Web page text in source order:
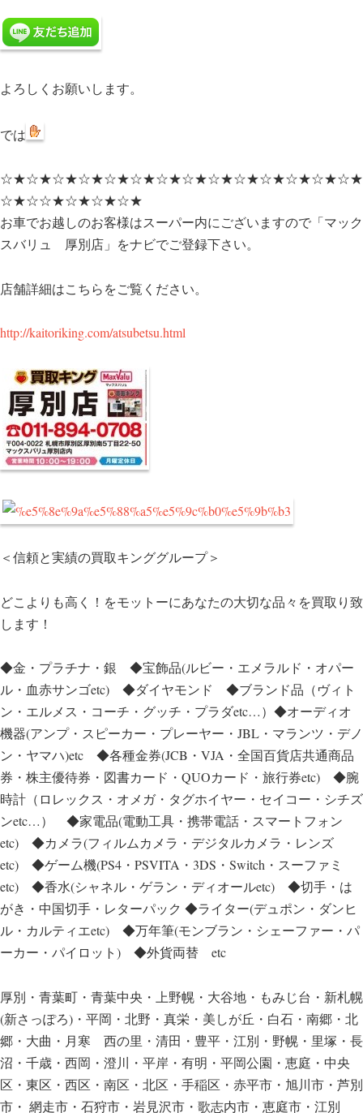
よろしくお願いします。
では
☆★☆★☆★☆★☆★☆★☆★☆★☆★☆★☆★☆★☆★☆★
☆★☆☆★☆★☆★☆★
お車でお越しのお客様はスーパー内にございますので「マック
スバリュ 厚別店」をナビでご登録下さい。
店舗詳細はこちらをご覧ください。
http://kaitoriking.com/atsubetsu.html
＜信頼と実績の買取キンググループ＞
どこよりも高く！をモットーにあなたの大切な品々を買取り致
します！
◆金・プラチナ・銀 ◆宝飾品(ルビー・エメラルド・オパー
ル・血赤サンゴetc) ◆ダイヤモンド ◆ブランド品（ヴィト
ン・エルメス・コーチ・グッチ・プラダetc…）◆オーディオ
機器(アンプ・スピーカー・プレーヤー・JBL・マランツ・デノ
ン・ヤマハ)etc ◆各種金券(JCB・VJA・全国百貨店共通商品
券・株主優待券・図書カード・QUOカード・旅行券etc) ◆腕
時計（ロレックス・オメガ・タグホイヤー・セイコー・シチズ
ンetc…） ◆家電品(電動工具・携帯電話・スマートフォン
etc) ◆カメラ(フィルムカメラ・デジタルカメラ・レンズ
etc) ◆ゲーム機(PS4・PSVITA・3DS・Switch・スーファミ
etc) ◆香水(シャネル・ゲラン・ディオールetc) ◆切手・は
がき・中国切手・レターパック ◆ライター(デュポン・ダンヒ
ル・カルティエetc) ◆万年筆(モンブラン・シェーファー・パ
ーカー・パイロット) ◆外貨両替 etc
厚別・青葉町・青葉中央・上野幌・大谷地・もみじ台・新札幌
(新さっぽろ)・平岡・北野・真栄・美しが丘・白石・南郷・北
郷・大曲・月寒 西の里・清田・豊平・江別・野幌・里塚・長
沼・千歳・西岡・澄川・平岸・有明・平岡公園・恵庭・中央
区・東区・西区・南区・北区・手稲区・赤平市・旭川市・芦別
市・ 網走市・石狩市・岩見沢市・歌志内市・恵庭市・江別